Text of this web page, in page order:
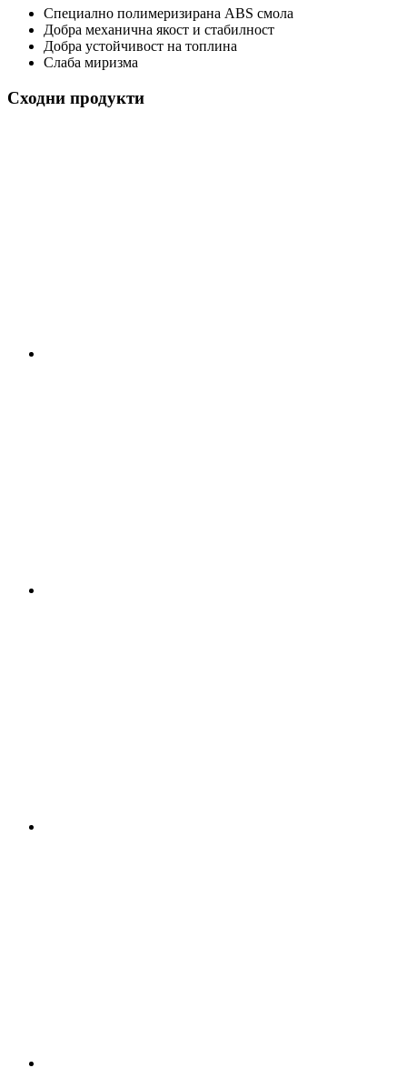
Специално полимеризирана ABS смола
Добра механична якост и стабилност
Добра устойчивост на топлина
Слаба миризма
Сходни продукти